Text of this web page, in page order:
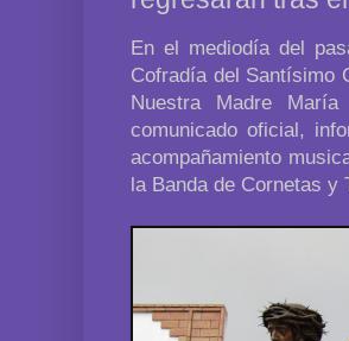
En el mediodía del
Cofradía del Santísimo
Nuestra Madre
comunicado oficial,
acompañamiento
la Banda de Cornetas y